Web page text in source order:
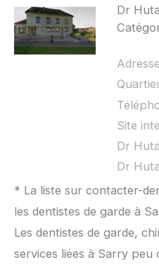
Dr
Site
* La liste sur contacter-
les dentistes de garde à
Les dentistes de garde,
services liées à Sarry